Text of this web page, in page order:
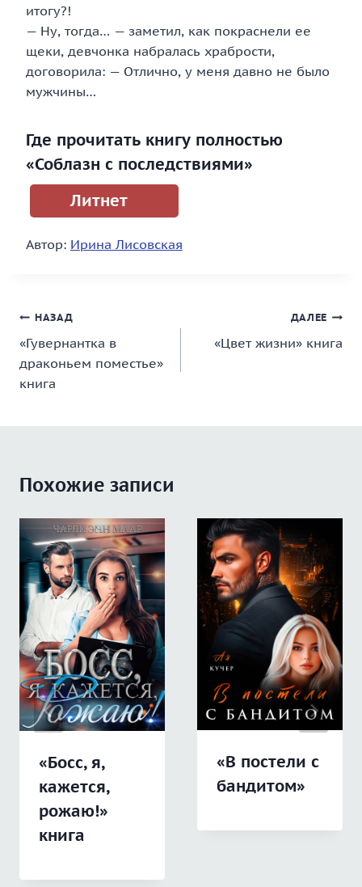
итогу?!
— Ну, тогда… — заметил, как покраснели ее
щеки, девчонка набралась храбрости,
договорила: — Отлично, у меня давно не было
мужчины…
Где прочитать книгу полностью
«Соблазн с последствиями»
Литнет
Автор: Ирина Лисовская
Навигация
по
записям
НАЗАД
«Гувернантка в
драконьем поместье»
книга
ДАЛЕЕ
«Цвет жизни» книга
Похожие записи
«Босс, я,
кажется,
рожаю!»
книга
«В постели с
бандитом»